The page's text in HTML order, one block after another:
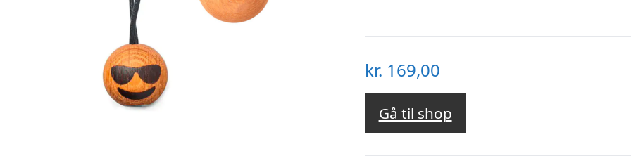
kr. 169,00
Gå til shop